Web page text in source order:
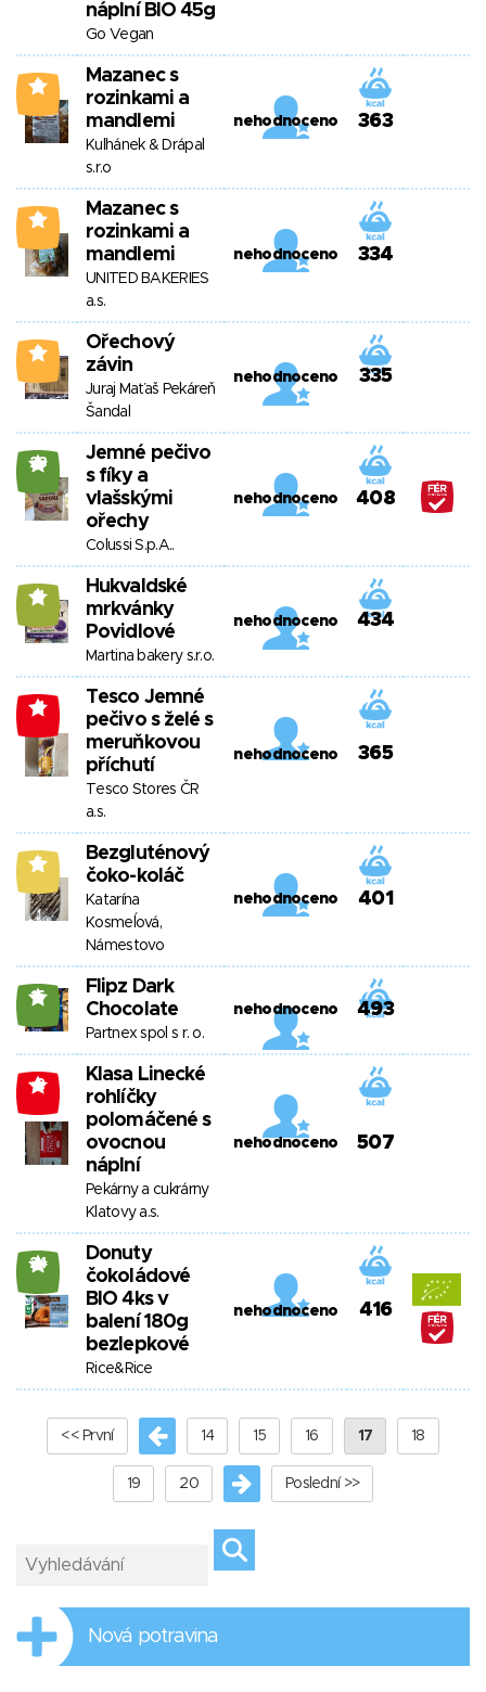
náplní BIO 45g
Go Vegan
2
Mazanec s
rozinkami a
mandlemi
Kulhánek & Drápal
s.r.o
nehodnoceno 363
3
Mazanec s
rozinkami a
mandlemi
UNITED BAKERIES
a.s.
nehodnoceno 334
3
Ořechový
závin
Juraj Maťaš Pekáreň
Šandal
nehodnoceno 335
23
Jemné pečivo
s fíky a
vlašskými
ořechy
Colussi S.p.A..
nehodnoceno 408
11
Hukvaldské
mrkvánky
Povidlové
Martina bakery s.r.o.
nehodnoceno 434
-1
Tesco Jemné
pečivo s želé s
meruňkovou
příchutí
Tesco Stores ČR
a.s.
nehodnoceno 365
5
Bezgluténový
čoko-koláč
Katarína
Kosmeĺová,
Námestovo
nehodnoceno 401
15
Flipz Dark
Chocolate
Partnex spol s r. o.
nehodnoceno 493
-2
Klasa Linecké
rohlíčky
polomáčené s
ovocnou
náplní
Pekárny a cukrárny
Klatovy a.s.
nehodnoceno 507
24
Donuty
čokoládové
BIO 4ks v
balení 180g
bezlepkové
Rice&Rice
nehodnoceno 416
<< První 14 15 16 17 18
19 20 Poslední >>
Nová potravina